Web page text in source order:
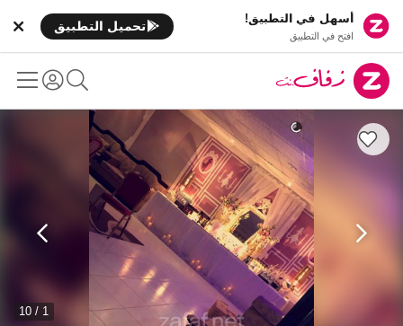
أسهل في التطبيق!
افتح في التطبيق
تحميل التطبيق
1 / 10